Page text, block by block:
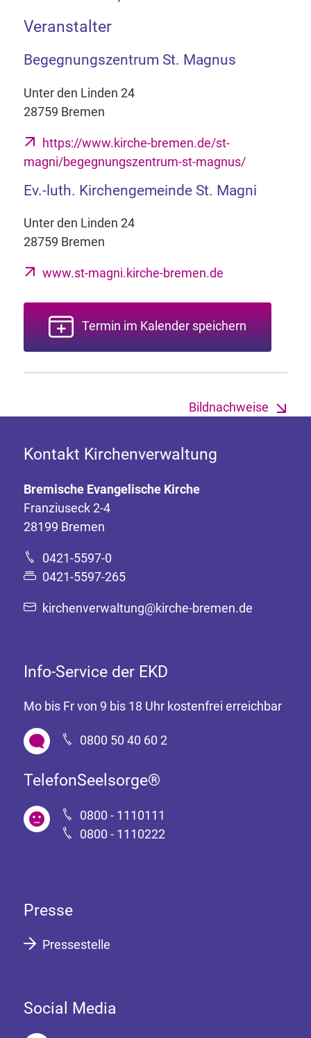
Veranstalter
Begegnungszentrum St. Magnus
Unter den Linden 24
28759 Bremen
https://www.kirche-bremen.de/st-
magni/begegnungszentrum-st-magnus/
Ev.-luth. Kirchengemeinde St. Magni
Unter den Linden 24
28759 Bremen
www.st-magni.kirche-bremen.de
Termin im Kalender speichern
Bildnachweise
Kontakt Kirchenverwaltung
Bremische Evangelische Kirche
Franziuseck 2-4
28199 Bremen
0421-5597-0
0421-5597-265
kirchenverwaltung@kirche-bremen.de
Info-Service der EKD
Mo bis Fr von 9 bis 18 Uhr kostenfrei erreichbar
0800 50 40 60 2
TelefonSeelsorge®
0800 - 1110111
0800 - 1110222
Presse
Pressestelle
Social Media